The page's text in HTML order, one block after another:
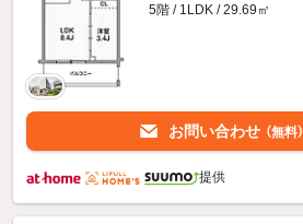
5階 / 1LDK / 29.69㎡
お問い合わせ （無料）
提供